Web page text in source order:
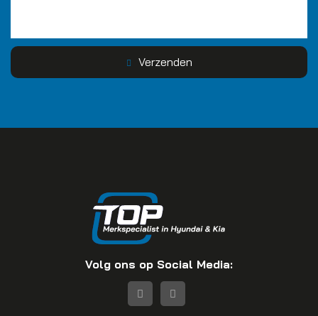
Verzenden
Volg ons op Social Media: